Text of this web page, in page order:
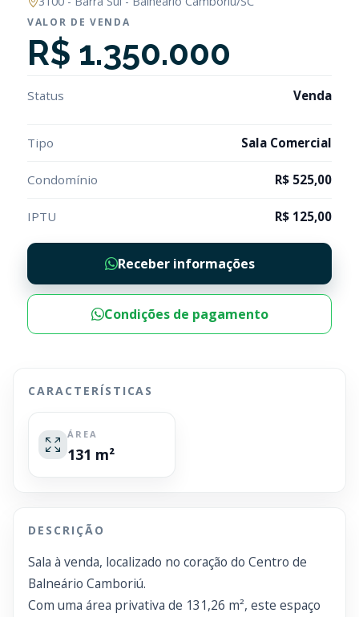
VALOR DE VENDA
R$ 1.350.000
Status Venda
Tipo Sala Comercial
Condomínio R$ 525,00
IPTU R$ 125,00
Receber informações
Condições de pagamento
CARACTERÍSTICAS
ÁREA
131 m²
DESCRIÇÃO
Sala à venda, localizado no coração do Centro de
Balneário Camboriú.
Com uma área privativa de 131,26 m², este espaço